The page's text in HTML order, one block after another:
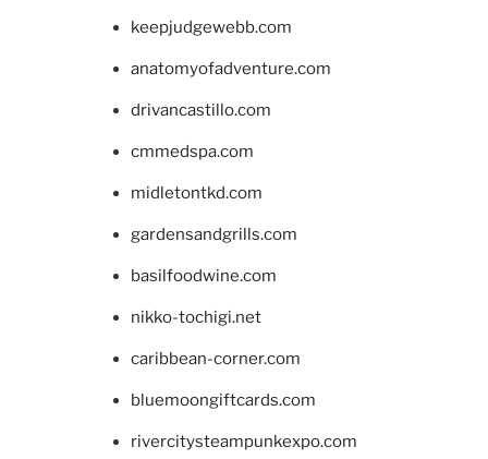
keepjudgewebb.com
anatomyofadventure.com
drivancastillo.com
cmmedspa.com
midletontkd.com
gardensandgrills.com
basilfoodwine.com
nikko-tochigi.net
caribbean-corner.com
bluemoongiftcards.com
rivercitysteampunkexpo.com